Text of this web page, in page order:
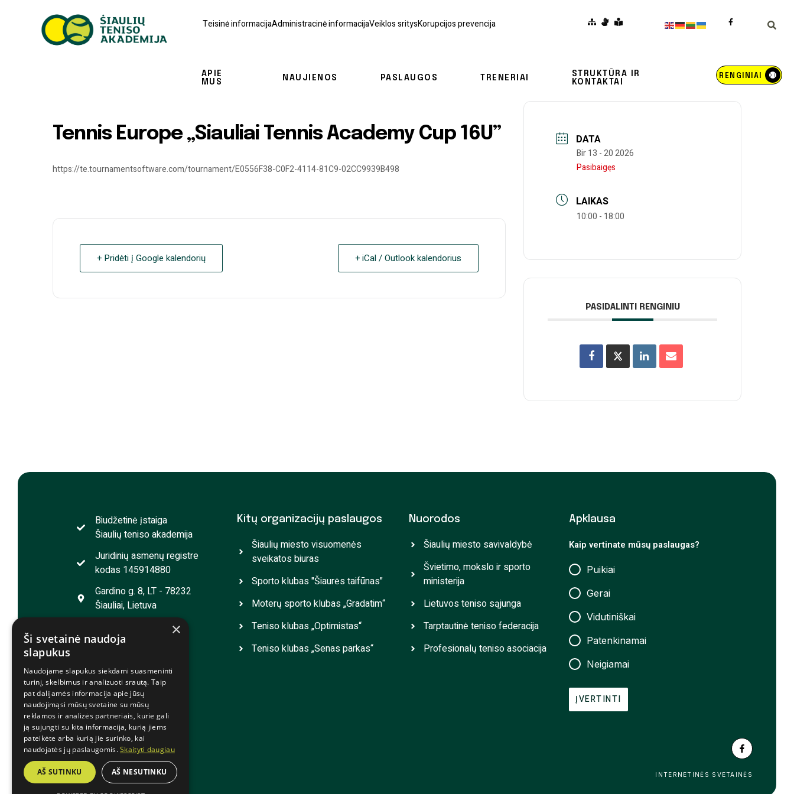
Teisinė informacijaAdministracinė informacijaVeiklos sritysKorupcijos prevencija
APIE
MUS
NAUJIENOS PASLAUGOS TRENERIAI
STRUKTŪRA IR
KONTAKTAI
RENGINIAI
Tennis Europe „Siauliai Tennis Academy Cup 16U”
https://te.tournamentsoftware.com/tournament/E0556F38-C0F2-4114-81C9-02CC9939B498
+ Pridėti į Google kalendorių + iCal / Outlook kalendorius
DATA
Bir 13 - 20 2026
Pasibaigęs
LAIKAS
10:00 - 18:00
PASIDALINTI RENGINIU
Biudžetinė įstaiga
Šiaulių teniso akademija
Juridinių asmenų registre
kodas 145914880
Gardino g. 8, LT - 78232
Šiauliai, Lietuva
info@siauliaitennis.lt
+370 41 552 957
Kitų organizacijų paslaugos
Šiaulių miesto visuomenės
sveikatos biuras
Sporto klubas "Šiaurės taifūnas"
Moterų sporto klubas „Gradatim“
Teniso klubas „Optimistas“
Teniso klubas „Senas parkas“
Nuorodos
Šiaulių miesto savivaldybė
Švietimo, mokslo ir sporto
ministerija
Lietuvos teniso sąjunga
Tarptautinė teniso federacija
Profesionalų teniso asociacija
Apklausa
Kaip vertinate mūsų paslaugas?
Puikiai
Gerai
Vidutiniškai
Patenkinamai
Neigiamai
ĮVERTINTI
© 2025 Šiaulių teniso akademija
INTERNETINĖS SVETAINĖS
×
Ši svetainė naudoja
slapukus
Naudojame slapukus siekdami suasmeninti
turinį, skelbimus ir analizuoti srautą. Taip
pat dalijamės informacija apie jūsų
naudojimąsi mūsų svetaine su mūsų
reklamos ir analizės partneriais, kurie gali
ją sujungti su kita informacija, kurią jiems
pateikėte arba kurią jie surinko, kai
naudojatės jų paslaugomis.Skaityti daugiau
AŠ SUTINKU AŠ NESUTINKU